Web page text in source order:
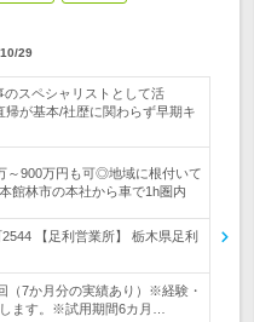
29
のスペシャリストとして活
が基本/社歴に関わらず早期キ
～900万円も可◎地域に根付いて
館林市の本社から車で1h圏内
【足利営業所】 栃木県足利
（7か月分の実績あり）※経験・
ます。※試用期間6カ月…